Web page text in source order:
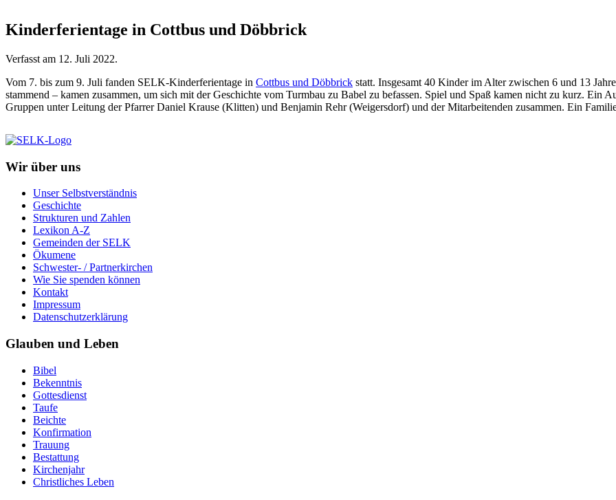
Kinderferientage in Cottbus und Döbbrick
Verfasst am 12. Juli 2022.
Vom 7. bis zum 9. Juli fanden SELK-Kinderferientage in Cottbus und Döbbrick statt. Insgesamt 40 Kinder im Alter zwischen 6 und 13
stammend – kamen zusammen, um sich mit der Geschichte vom Turmbau zu Babel zu befassen. Spiel und Spaß kamen nicht zu kurz. Ein
Gruppen unter Leitung der Pfarrer Daniel Krause (Klitten) und Benjamin Rehr (Weigersdorf) und der Mitarbeitenden zusammen. Ein
Wir über uns
Unser Selbstverständnis
Geschichte
Strukturen und Zahlen
Lexikon A-Z
Gemeinden der SELK
Ökumene
Schwester- / Partnerkirchen
Wie Sie spenden können
Kontakt
Impressum
Datenschutzerklärung
Glauben und Leben
Bibel
Bekenntnis
Gottesdienst
Taufe
Beichte
Konfirmation
Trauung
Bestattung
Kirchenjahr
Christliches Leben